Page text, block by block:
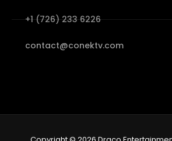
+1 (726) 233 6226
contact@conektv.com